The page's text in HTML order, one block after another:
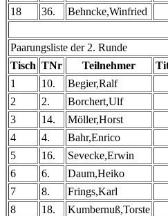
18
36. Behncke,Winfried
Paarungsliste der 2. Runde
Tisch TNr Teilnehmer
1
10. Begier,Ralf
2
2. Borchert,Ulf
3
14. Möller,Horst
4
4. Bahr,Enrico
5
16. Sevecke,Erwin
6
6. Daum,Heiko
7
8. Frings,Karl
8
18. Kumbernuß,Torste